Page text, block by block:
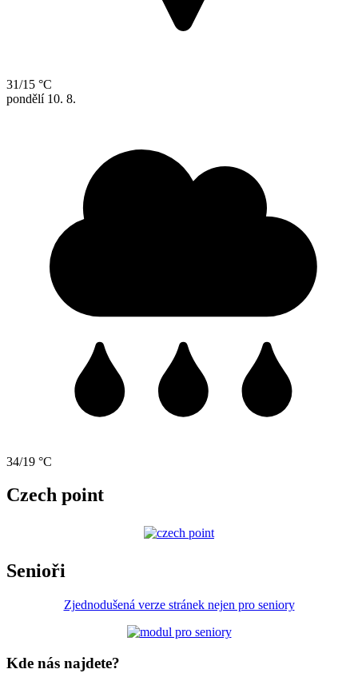
31/15 °C
pondělí 10. 8.
34/19 °C
Czech point
Senioři
Zjednodušená verze stránek nejen pro seniory
Kde nás najdete?